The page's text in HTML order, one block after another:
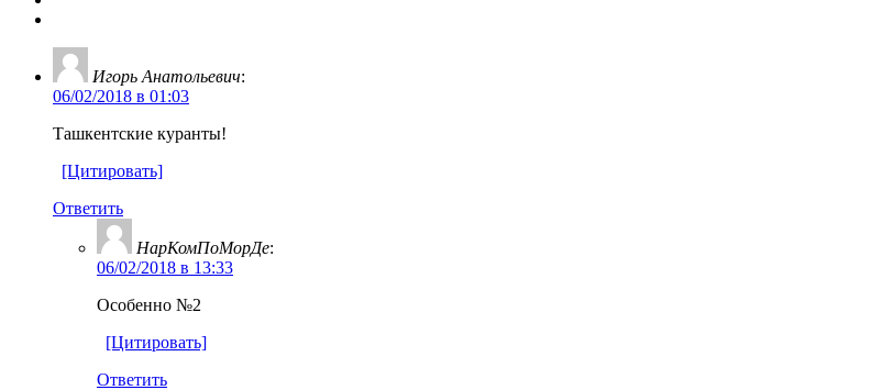
Игорь Анатольевич:
06/02/2018 в 01:03
Ташкентские куранты!
[Цитировать]
Ответить
НарКомПоМорДе:
06/02/2018 в 13:33
Особенно №2
[Цитировать]
Ответить